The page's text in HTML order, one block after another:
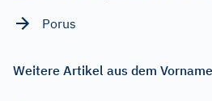
Porus
Weitere Artikel aus dem